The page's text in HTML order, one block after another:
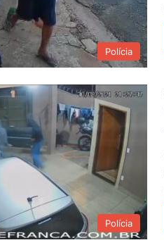
Polícia
Polícia